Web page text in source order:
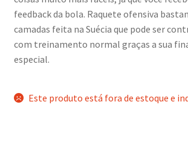
feedback da bola. Raquete ofensiva
camadas feita na Suécia que pode ser
com treinamento normal graças a sua
especial.
Este produto está fora de estoque e